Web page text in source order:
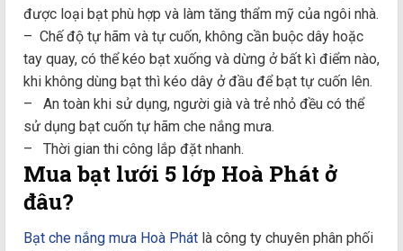
được loại bạt phù hợp và làm tăng thẩm mỹ của ngôi nhà.
– Chế độ tự hãm và tự cuốn, không cần buộc dây hoặc
tay quay, có thể kéo bạt xuống và dừng ở bất kì điểm nào,
khi không dùng bạt thì kéo dây ở đầu để bạt tự cuốn lên.
– An toàn khi sử dụng, người già và trẻ nhỏ đều có thể
sử dụng bạt cuốn tự hãm che nắng mưa.
– Thời gian thi công lắp đặt nhanh.
Mua bạt lưới 5 lớp Hoà Phát ở
đâu?
Bạt che nắng mưa Hoà Phát là công ty chuyên phân phối